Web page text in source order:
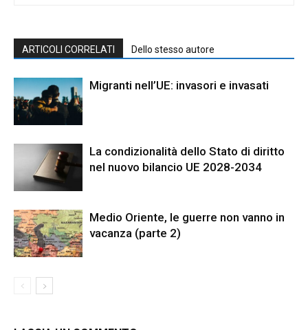
ARTICOLI CORRELATI Dello stesso autore
Migranti nell’UE: invasori e invasati
La condizionalità dello Stato di diritto
nel nuovo bilancio UE 2028-2034
Medio Oriente, le guerre non vanno in
vacanza (parte 2)